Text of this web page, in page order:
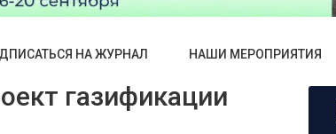
НА ЖУРНАЛ НАШИ МЕРОПРИЯТИЯ
газификации